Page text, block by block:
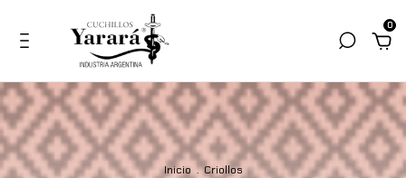
0
Inicio . Criollos